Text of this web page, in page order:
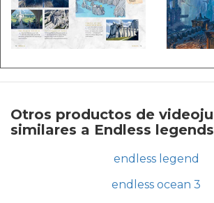
Otros productos de
similares a Endless legends
endless legend
endless ocean 3